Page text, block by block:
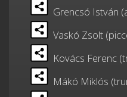
Grencsó István
Vaskó Zsolt
Kovács Ferenc
Mákó Miklós